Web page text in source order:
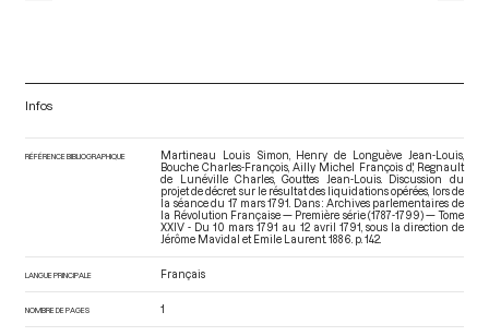
Infos
RÉFÉRENCE BIBLIOGRAPHIQUE
Martineau Louis Simon, Henry de Longuève Jean-Louis,
Bouche Charles-François, Ailly Michel François d', Regnault
de Lunéville Charles, Gouttes Jean-Louis. Discussion du
projet de décret sur le résultat des liquidations opérées, lors de
la séance du 17 mars 1791. Dans : Archives parlementaires de
la Révolution Française — Première série (1787-1799) — Tome
XXIV - Du 10 mars 1791 au 12 avril 1791 , sous la direction de
Jérôme Mavidal et Emile Laurent. 1886. p. 142.
LANGUE PRINCIPALE Français
NOMBRE DE PAGES 1